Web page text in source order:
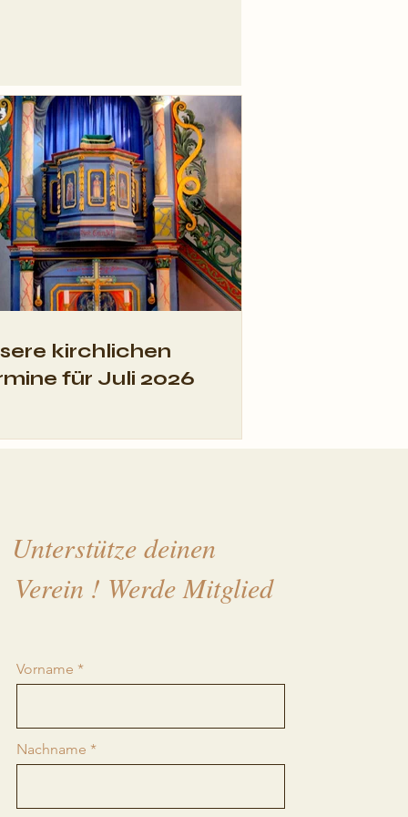
kirchlichen
für Juli 2026
kirchlichen
für Juli 2026
Unterstütze deinen
Verein ! Werde Mitglied
Vorname
Nachname